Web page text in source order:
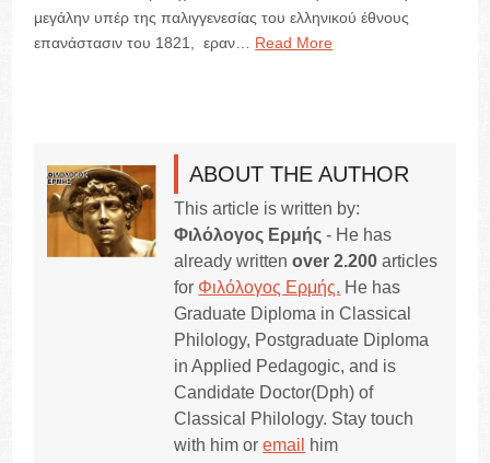
μεγάλην υπέρ της παλιγγενεσίας του ελληνικού έθνους
επανάστασιν του 1821, εραν…
Read More
ABOUT THE AUTHOR
This article is written by:
Φιλόλογος Ερμής - He has
already writtenover 2.200 articles
for Φιλόλογος Ερμής. He has
Graduate Diploma in Classical
Philology, Postgraduate Diploma
in Applied Pedagogic, and is
Candidate Doctor(Dph) of
Classical Philology. Stay touch
with him oremail him